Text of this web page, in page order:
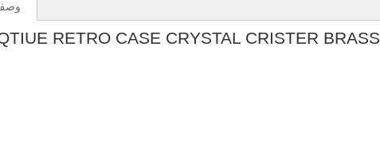
وصف
RETRO CASE CRYSTAL CRISTER